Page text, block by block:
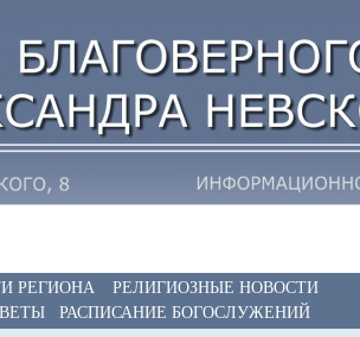
РЕГИОНА
РЕЛИГИОЗНЫЕ НОВОСТИ
РАСПИСАНИЕ БОГОСЛУЖЕНИЙ